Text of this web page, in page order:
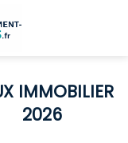
IMMOBILIER
2026